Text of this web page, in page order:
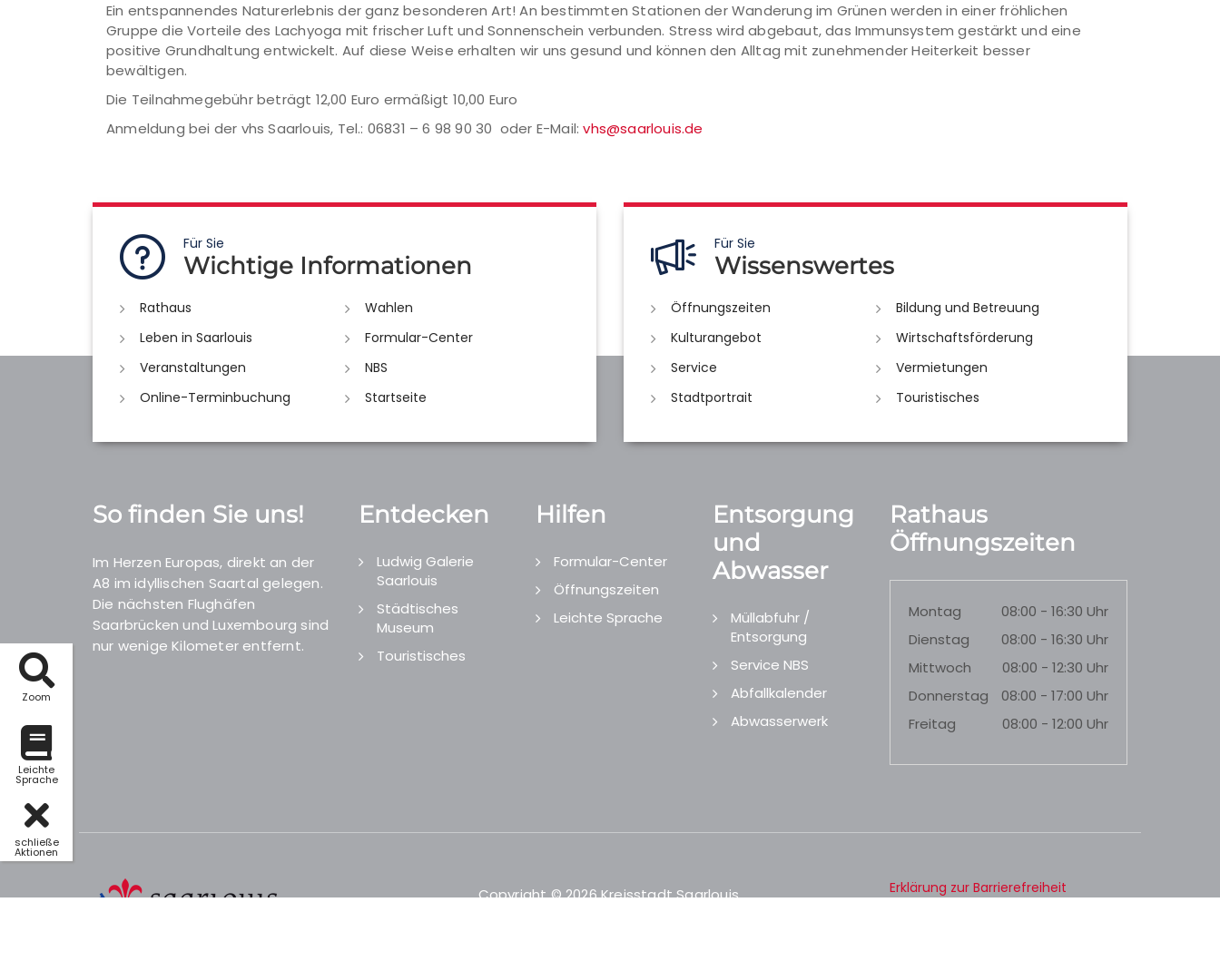
Zoom
Leichte
Sprache
schließe
Aktionen
Ein entspannendes Naturerlebnis der ganz besonderen Art! An bestimmten Stationen der Wanderung im Grünen werden in einer fröhlichen
Gruppe die Vorteile des Lachyoga mit frischer Luft und Sonnenschein verbunden. Stress wird abgebaut, das Immunsystem gestärkt und eine
positive Grundhaltung entwickelt. Auf diese Weise erhalten wir uns gesund und können den Alltag mit zunehmender Heiterkeit besser
bewältigen.
Die Teilnahmegebühr beträgt 12,00 Euro ermäßigt 10,00 Euro
Anmeldung bei der vhs Saarlouis, Tel.: 06831 – 6 98 90 30 oder E-Mail:vhs@saarlouis.de
Für Sie
Wichtige Informationen
Rathaus
Wahlen
Leben in Saarlouis
Formular-Center
Veranstaltungen
NBS
Online-Terminbuchung
Startseite
Für Sie
Wissenswertes
Öffnungszeiten
Bildung und Betreuung
Kulturangebot
Wirtschaftsförderung
Service
Vermietungen
Stadtportrait
Touristisches
So finden Sie uns!
Im Herzen Europas, direkt an der
A8 im idyllischen Saartal gelegen.
Die nächsten Flughäfen
Saarbrücken und Luxembourg sind
nur wenige Kilometer entfernt.
Entdecken
Ludwig Galerie
Saarlouis
Städtisches
Museum
Touristisches
Hilfen
Formular-Center
Öffnungszeiten
Leichte Sprache
Entsorgung
und
Abwasser
Müllabfuhr /
Entsorgung
Service NBS
Abfallkalender
Abwasserwerk
Rathaus
Öffnungszeiten
Montag
08:00 - 16:30 Uhr
Dienstag
08:00 - 16:30 Uhr
Mittwoch
08:00 - 12:30 Uhr
Donnerstag
08:00 - 17:00 Uhr
Freitag
08:00 - 12:00 Uhr
Copyright © 2026 Kreisstadt Saarlouis.
Erklärung zur Barrierefreiheit